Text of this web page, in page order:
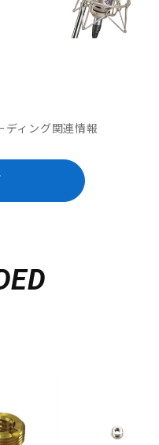
楽器アクセサリ
ディング関連情報